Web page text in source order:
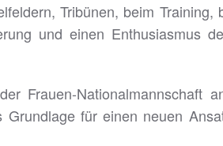
Tribünen, beim Training,
und einen Enthusiasmus
Frauen-Nationalmannschaft
für einen neuen